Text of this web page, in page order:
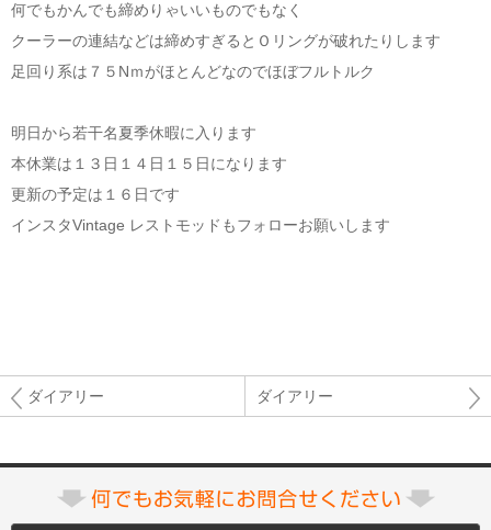
何でもかんでも締めりゃいいものでもなく
クーラーの連結などは締めすぎるとＯリングが破れたりします
足回り系は７５Nｍがほとんどなのでほぼフルトルク
明日から若干名夏季休暇に入ります
本休業は１３日１４日１５日になります
更新の予定は１６日です
インスタVintage レストモッドもフォローお願いします
ダイアリー ダイアリー